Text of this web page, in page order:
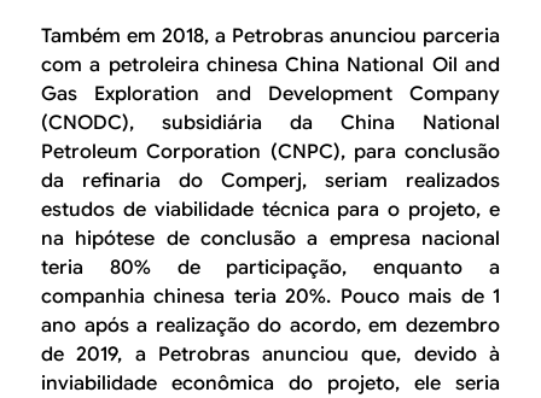
Também em 2018, a Petrobras anunciou parceria
com a petroleira chinesaChina National Oil and
Gas Exploration and Development Company
(CNODC), subsidiária da China National
Petroleum Corporation (CNPC), para conclusão
da refinaria do Comperj, seriam realizados
estudos de viabilidade técnica para o projeto, e
na hipótese de conclusão a empresa nacional
teria 80% de participação, enquanto a
companhia chinesa teria 20%. Pouco mais de 1
ano após a realização do acordo, em dezembro
de 2019, a Petrobras anunciou que, devido à
inviabilidade econômica do projeto, ele seria